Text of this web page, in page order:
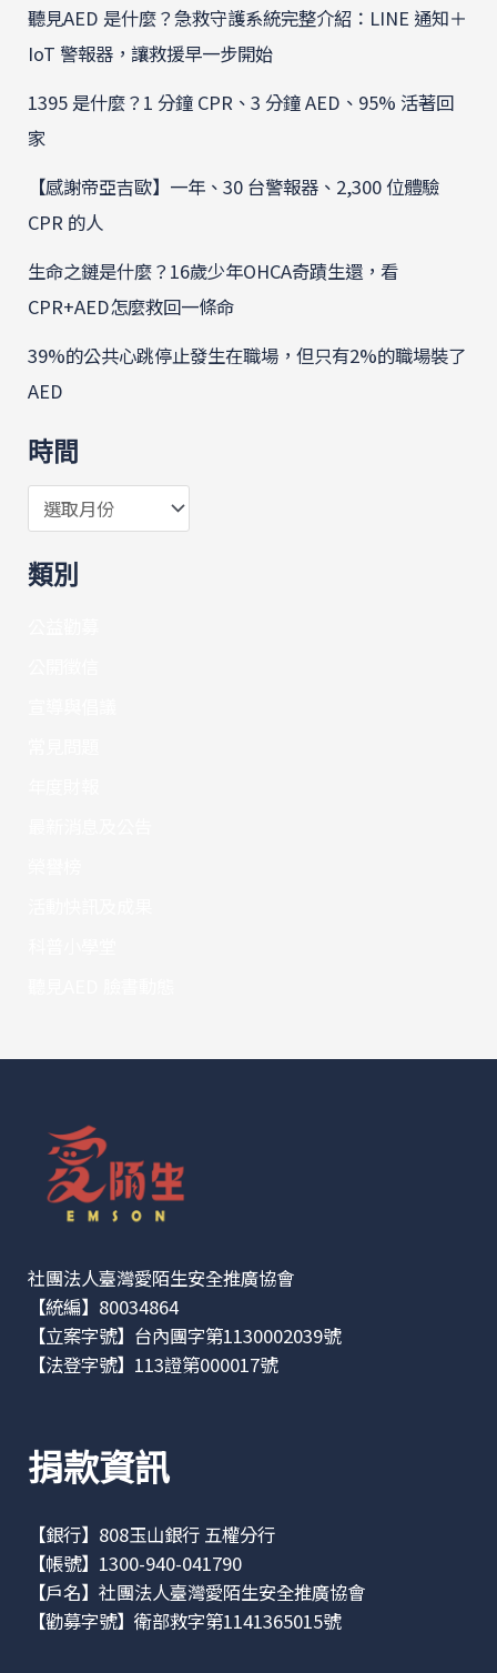
聽見AED 是什麼？急救守護系統完整介紹：LINE 通知＋
IoT 警報器，讓救援早一步開始
1395 是什麼？1 分鐘 CPR、3 分鐘 AED、95% 活著回
家
【感謝帝亞吉歐】一年、30 台警報器、2,300 位體驗
CPR 的人
生命之鏈是什麼？16歲少年OHCA奇蹟生還，看
CPR+AED怎麼救回一條命
39%的公共心跳停止發生在職場，但只有2%的職場裝了
AED
時間
類別
社團法人臺灣愛陌生安全推廣協會
【統編】80034864
【立案字號】台內團字第1130002039號
【法登字號】113證第000017號
捐款資訊
【銀行】808玉山銀行 五權分行
【帳號】1300-940-041790
【戶名】社團法人臺灣愛陌生安全推廣協會
【勸募字號】衛部救字第1141365015號